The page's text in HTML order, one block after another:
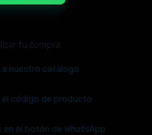
tu compra:
a nuestro catálogo
el código de producto
en el botón de WhatsApp